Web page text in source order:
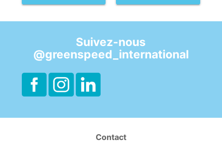
Suivez-nous
@greenspeed_international
Contact